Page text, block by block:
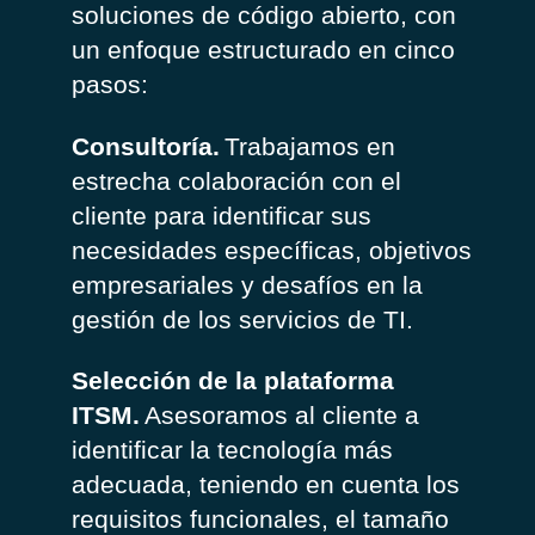
soluciones de código abierto, con
un enfoque estructurado en cinco
pasos:
Consultoría. Trabajamos en
estrecha colaboración con el
cliente para identificar sus
necesidades específicas, objetivos
empresariales y desafíos en la
gestión de los servicios de TI.
Selección de la plataforma
ITSM. Asesoramos al cliente a
identificar la tecnología más
adecuada, teniendo en cuenta los
requisitos funcionales, el tamaño